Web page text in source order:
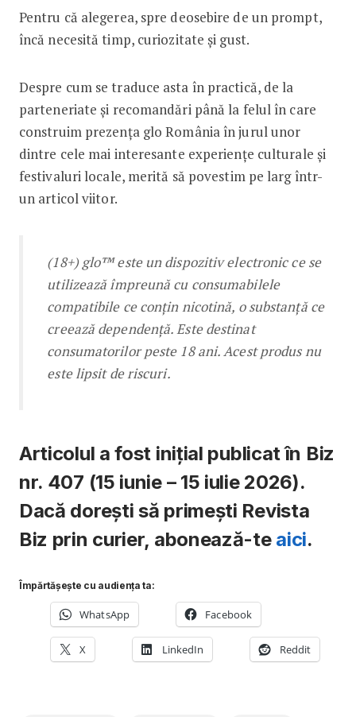
Pentru că alegerea, spre deosebire de un prompt,
încă necesită timp, curiozitate și gust.
Despre cum se traduce asta în practică, de la
parteneriate și recomandări până la felul în care
construim prezența glo România în jurul unor
dintre cele mai interesante experiențe culturale și
festivaluri locale, merită să povestim pe larg într-
un articol viitor.
(18+) glo™ este un dispozitiv electronic ce se
utilizează împreună cu consumabilele
compatibile ce conțin nicotină, o substanță ce
creează dependență. Este destinat
consumatorilor peste 18 ani. Acest produs nu
este lipsit de riscuri.
Articolul a fost inițial publicat în Biz
nr. 407 (15 iunie – 15 iulie 2026).
Dacă dorești să primești Revista
Biz prin curier, abonează-te aici.
Împărtășește cu audiența ta:
WhatsApp Facebook
X LinkedIn Reddit